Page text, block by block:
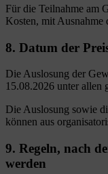
Für die Teilnahme am
Kosten, mit Ausnahme
8. Datum der
Die Auslosung der
15.08.2026 unter allen
Die Auslosung sowie
können aus
9. Regeln, nach
werden